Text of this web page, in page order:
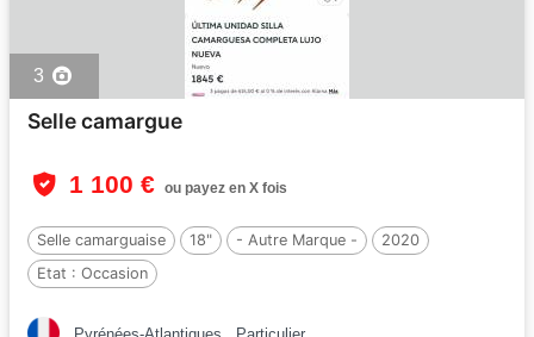
3
Selle camargue
1 100 € ou payez en X fois
Selle camarguaise 18" - Autre Marque -
2020
Etat : Occasion